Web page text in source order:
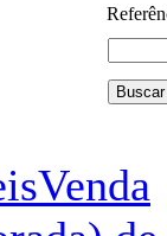
Venda